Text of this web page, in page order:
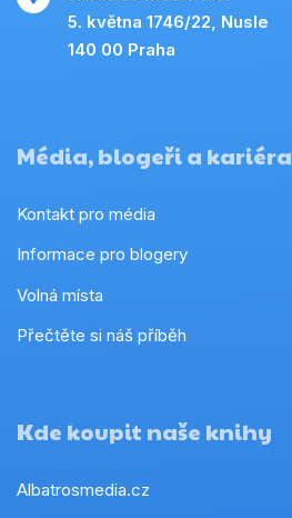
5. května 1746/22, Nusle
140 00 Praha
Média, blogeři a kariéra
Kontakt pro média
Informace pro blogery
Volná místa
Přečtěte si náš příběh
Kde koupit naše knihy
Albatrosmedia.cz